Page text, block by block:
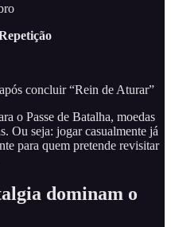
concluir “Rein de Aturar”
o Passe de Batalha, moedas
Ou seja: jogar casualmente já
para quem pretende revisitar
dominam o